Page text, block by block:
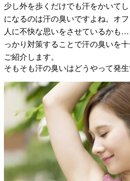
少し外を歩くだけでも汗をかいて
になるのは汗の臭いですよね。オ
人に不快な思いをさせているかも
っかり対策することで汗の臭いを
ご紹介します。
そもそも汗の臭いはどうやって発生